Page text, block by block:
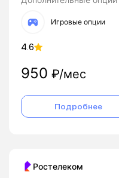
Игровые опции
4.6
950 ₽/мес
Подробнее
Ростелеком